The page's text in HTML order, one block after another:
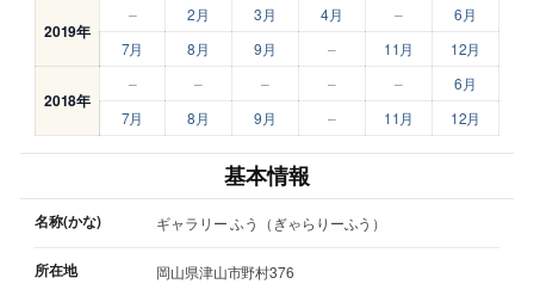
2019年
– 2月 3月 4月 –
6月
7月
8月 9月 – 11月 12月
2018年
– – – – –
6月
7月
8月 9月 – 11月 12月
基本情報
名称(かな) ギャラリー ふう（ぎゃらりーふう）
所在地 岡山県津山市野村376